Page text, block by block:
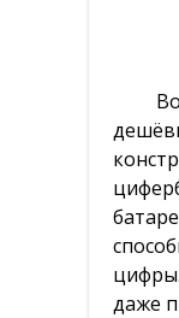
Подарки
Чашки
Брелки
даже